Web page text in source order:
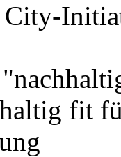
City-
fit